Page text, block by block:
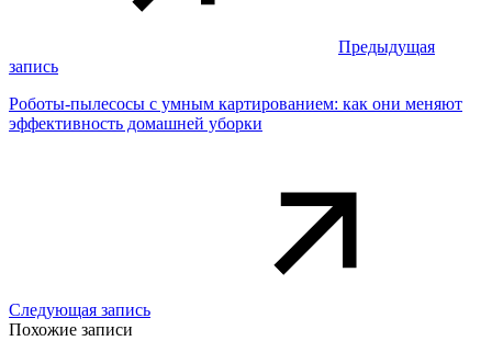
Предыдущая
запись
Роботы-пылесосы с умным картированием: как они меняют
эффективность домашней уборки
Следующая запись
Похожие записи